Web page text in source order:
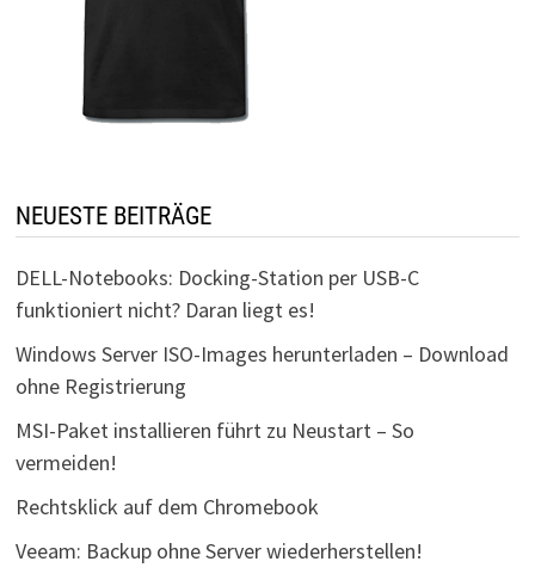
NEUESTE BEITRÄGE
DELL-Notebooks: Docking-Station per USB-C
funktioniert nicht? Daran liegt es!
Windows Server ISO-Images herunterladen – Download
ohne Registrierung
MSI-Paket installieren führt zu Neustart – So
vermeiden!
Rechtsklick auf dem Chromebook
Veeam: Backup ohne Server wiederherstellen!